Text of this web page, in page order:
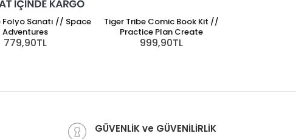
Folyo Sanatı // Space
Adventures
779,90TL
Tiger Tribe Comic Book Kit //
Practice Plan Create
999,90TL
GÜVENLİK ve GÜVENİLİRLİK